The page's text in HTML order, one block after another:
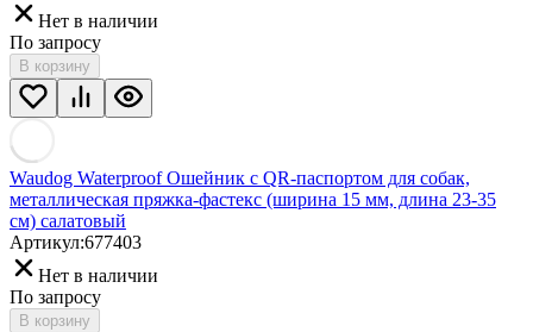
Нет в наличии
По запросу
В корзину
Waudog Waterproof Ошейник с QR-паспортом для собак,
металлическая пряжка-фастекс (ширина 15 мм, длина 23-35
см) салатовый
Артикул:677403
Нет в наличии
По запросу
В корзину